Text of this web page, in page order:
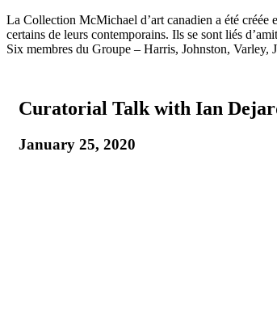
La Collection McMichael d’art canadien a été
certains de leurs contemporains. Ils se sont liés
Six membres du Groupe – Harris, Johnston, Varley,
Curatorial Talk with Ian
January 25, 2020